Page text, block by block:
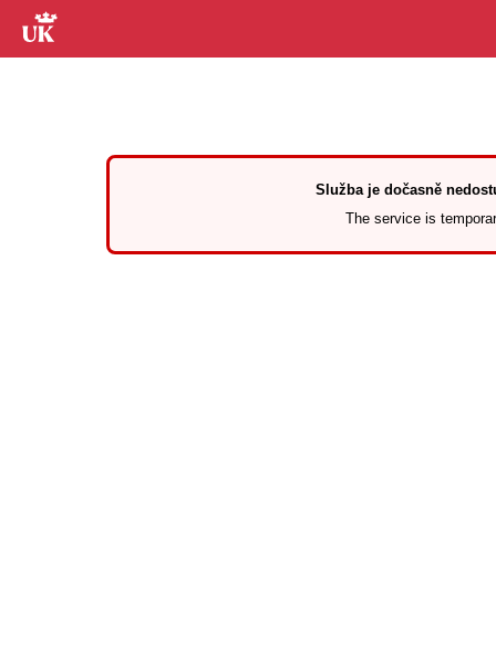
Služba je dočasně
The service is